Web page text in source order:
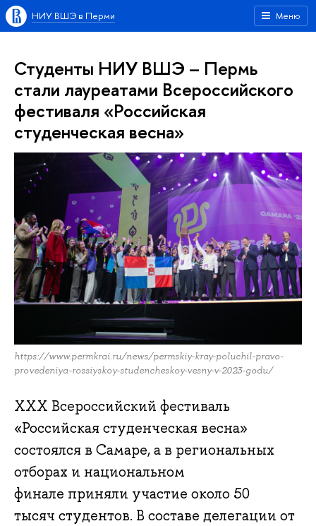
Меню
НИУ ВШЭ в Перми
Студенты НИУ ВШЭ – Пермь
стали лауреатами Всероссийского
фестиваля «Российская
студенческая весна»
https://www.permkrai.ru/news/permskiy-kray-poluchil-pravo-
provedeniya-rossiyskoy-studencheskoy-vesny-v-2023-godu/
XXX Всероссийский фестиваль
«Российская студенческая весна»
состоялся в Самаре, а в региональных
отборах и национальном
финале приняли участие около 50
тысяч студентов. В составе делегации от